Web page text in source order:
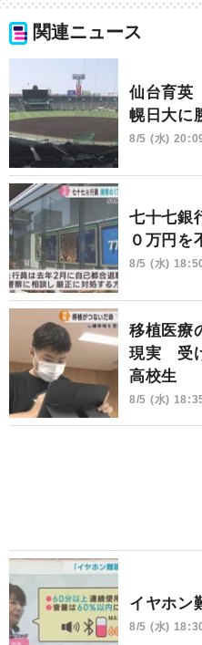
関連ニュース
仙台育英
幌日大に
8/5 (水)
七十七銀
０万円を
8/5 (水)
移植医療
現実 受
高校生
8/5 (水)
イヤホン
8/5 (水)